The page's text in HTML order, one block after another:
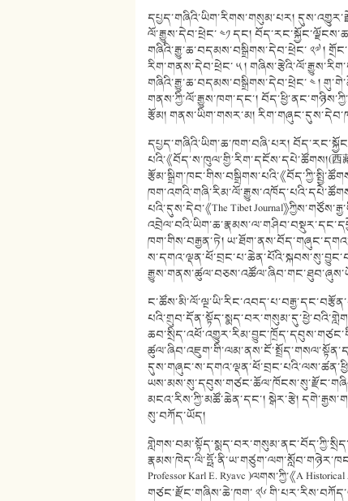
དཔྱད་གཞིའི་ཡིག་རིགས་གསུམ་པར།
ལོ་རྒྱུས་དེབ་ཕྲེང་ ༤༡ དང།
གཞིའི་རྒྱུ་ཆ་བདམས་བསྒྲིགས་དེབ་ཕྲེང་ ༢༧ །
རིག་གནས་དེབ་ཕྲེང་ ༥ །
གཞིའི་རྒྱུ་ཆ་བདམས་བསྒྲིགས་དེབ་ཕྲེང་ ༤ །
གནས་ཀྱི་ལོ་རྒྱུས་ཁག་དང་།
རྩོམ། གནས་ཡིག་གསར་མ།
དཔྱད་གཞིའི་ཡིག་ཆ་ཁག་བཞི་པར།
པའི་《བོད་ས་ཁུལ་གྱི་རིག་དངོས་དཔེ་ཚོགས།(西
རྩོམ་སྒྲིག་ཁང་གིས་བསྒྲིགས་པའི་《
པའི་དུས་དེབ་《The Tibet Journal》
ཁག་གིས་བརྒྱན་ཏེ།
མངའ་རིས་ཀྱི་མཚོ་ཆེན་དང་། སྒེར་རྩེ།
སུ་བཀོད་ཡོད།
Professor Karl E. Ryavc )ལགས་ཀྱི་《A
གཙང་རྫོང་གཞིས་ཆེ་ཁག་ ༢༦